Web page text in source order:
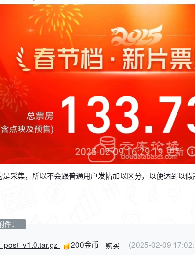
采集，所以不会跟普通用户发帖加以区分，以便达到以假
：
200金币 购买 (2025-02-09